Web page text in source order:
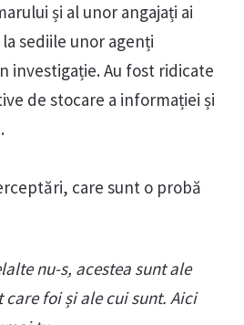
și al unor angajați ai
sediile unor agenți
investigație. Au fost ridicate
de stocare a informației și
care sunt o probă
nu-s, acestea sunt ale
foi și ale cui sunt. Aici